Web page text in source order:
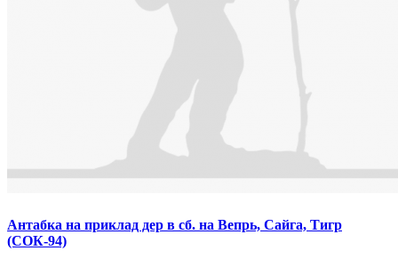
Антабка на приклад дер в сб. на Вепрь, Сайга, Тигр
(СОК-94)